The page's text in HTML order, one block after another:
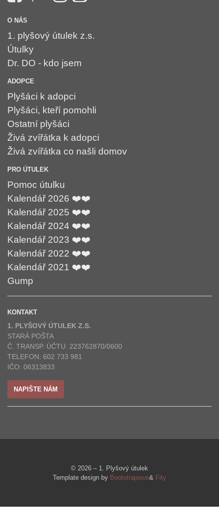
O NÁS
1. plyšový útulek z.s.
Útulky
Dr. DO - kdo jsem
ADOPCE
Plyšáci k adopci
Plyšáci, kteří pomohli
Ostatní plyšáci
Živá zvířátka k adopci
Živá zvířátka co našli domov
PRO ÚTULEK
Pomoc útulku
Kalendář 2026 ❤️❤️
Kalendář 2025 ❤️❤️
Kalendář 2024 ❤️❤️
Kalendář 2023 ❤️❤️
Kalendář 2022 ❤️❤️
Kalendář 2021 ❤️❤️
Gump
KONTAKT
1. PLYŠOVÝ ÚTULEK Z.S.
STARÁ POŠTA
Č. TRANSP. ÚČTU: 223762870/0600
TELEFON: 602 733 981
IČO: 06313833
NAPIŠTE NÁM
© 2026 – 1. Plyšový útulek
Template design by Bootstrapious& Fity